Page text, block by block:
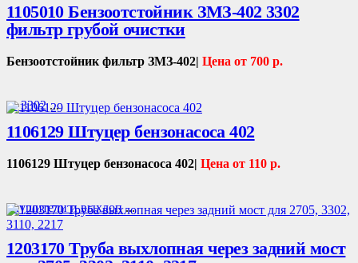
1105010 Бензоотстойник ЗМЗ-402 3302
фильтр грубой очистки
Бензоотстойник фильтр ЗМЗ-402| Цена от 700 р.
Г- 3302...
1106129 Штуцер бензонасоса 402
1106129 Штуцер бензонасоса 402| Цена от 110 р.
Глушители и выхлоп...
1203170 Труба выхлопная через задний мост